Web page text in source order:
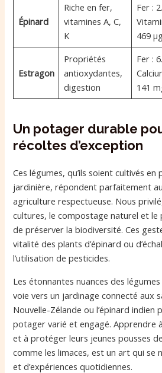
Épinard
Riche en fer,
vitamines A, C,
K
Fer :
469 µg
Estragon
Propriétés
antioxydantes,
digestion
Fer :
141
Un potager durable
récoltes d’exception
Ces légumes, qu’ils soient cultivés
jardinière, répondent parfaitement
agriculture respectueuse. Nous
cultures, le compostage naturel et le
de préserver la biodiversité. Ces
vitalité des plants d’épinard ou
l’utilisation de pesticides.
Les étonnantes nuances des
voie vers un jardinage connecté aux
Nouvelle-Zélande ou l’épinard indien
potager varié et engagé. Apprendre
et à protéger leurs jeunes pousses
comme les limaces, est un art qui se
et d’expériences quotidiennes.